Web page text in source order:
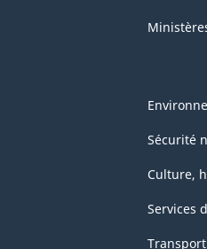
Sécurité
Culture,
Services